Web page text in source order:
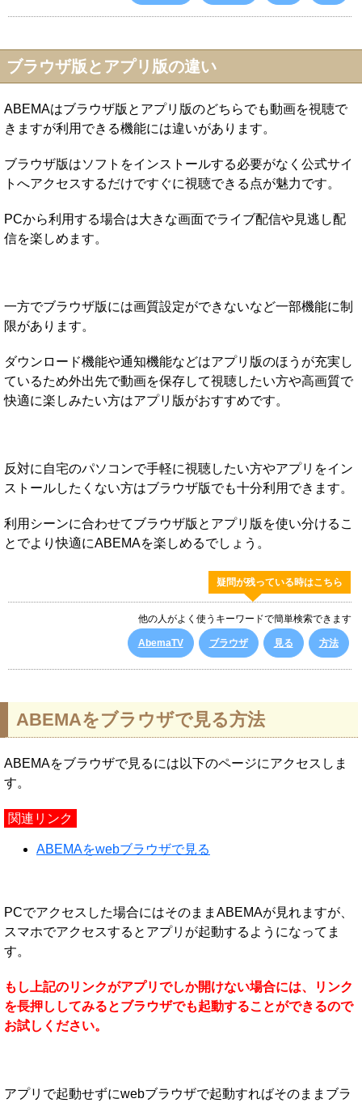
ブラウザ版とアプリ版の違い
ABEMAはブラウザ版とアプリ版のどちらでも動画を視聴で
きますが利用できる機能には違いがあります。
ブラウザ版はソフトをインストールする必要がなく公式サイ
トへアクセスするだけですぐに視聴できる点が魅力です。
PCから利用する場合は大きな画面でライブ配信や見逃し配
信を楽しめます。
一方でブラウザ版には画質設定ができないなど一部機能に制
限があります。
ダウンロード機能や通知機能などはアプリ版のほうが充実し
ているため外出先で動画を保存して視聴したい方や高画質で
快適に楽しみたい方はアプリ版がおすすめです。
反対に自宅のパソコンで手軽に視聴したい方やアプリをイン
ストールしたくない方はブラウザ版でも十分利用できます。
利用シーンに合わせてブラウザ版とアプリ版を使い分けるこ
とでより快適にABEMAを楽しめるでしょう。
疑問が残っている時はこちら
他の人がよく使うキーワードで簡単検索できます
AbemaTV ブラウザ 見る 方法
ABEMAをブラウザで見る方法
ABEMAをブラウザで見るには以下のページにアクセスしま
す。
関連リンク
ABEMAをwebブラウザで見る
PCでアクセスした場合にはそのままABEMAが見れますが、
スマホでアクセスするとアプリが起動するようになってま
す。
もし上記のリンクがアプリでしか開けない場合には、リンク
を長押ししてみるとブラウザでも起動することができるので
お試しください。
アプリで起動せずにwebブラウザで起動すればそのままブラ